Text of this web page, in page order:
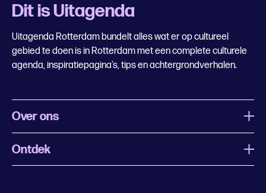
Dit is Uitagenda
Uitagenda Rotterdam bundelt alles wat er op cultureel
gebied te doen is in Rotterdam met een complete culturele
agenda, inspiratiepagina’s, tips en achtergrondverhalen.
Over ons
Wat is Uitagenda Rotterdam
Ontdek